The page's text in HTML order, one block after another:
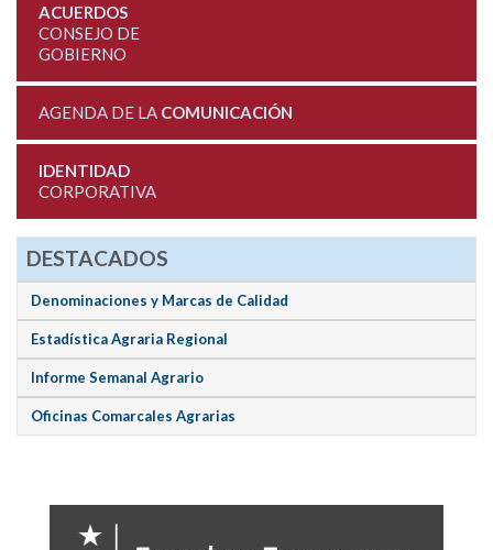
ACUERDOS
CONSEJO DE
GOBIERNO
AGENDA DE LA COMUNICACIÓN
IDENTIDAD
CORPORATIVA
DESTACADOS
Denominaciones y Marcas de Calidad
Estadística Agraria Regional
Informe Semanal Agrario
Oficinas Comarcales Agrarias